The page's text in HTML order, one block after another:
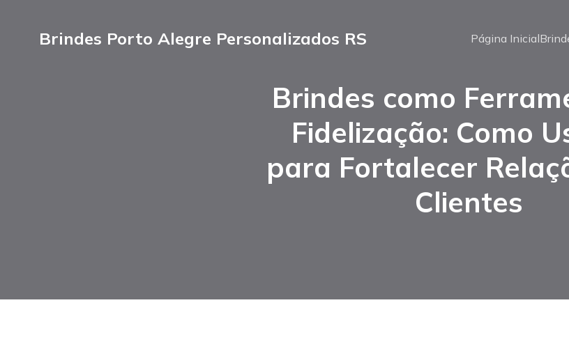
Brindes Porto Alegre Personalizados RS Página Inicial
Brindes como
Fidelização: Como
para Fortalecer
Clientes